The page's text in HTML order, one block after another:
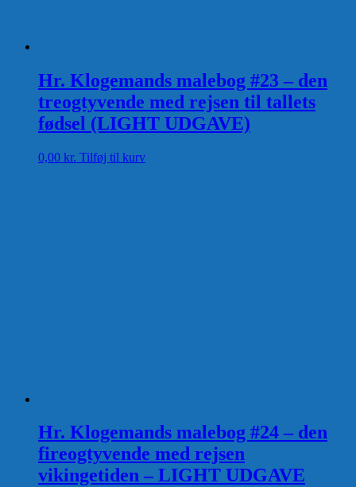
Hr. Klogemands malebog #23 – den
treogtyvende med rejsen til tallets
fødsel (LIGHT UDGAVE)
0,00 kr. Tilføj til kurv
Hr. Klogemands malebog #24 – den
fireogtyvende med rejsen
vikingetiden – LIGHT UDGAVE